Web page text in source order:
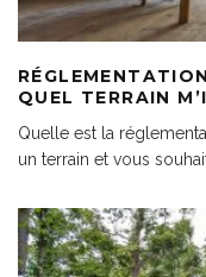
QUEL TERRAIN
Quelle est la
un terrain et vous